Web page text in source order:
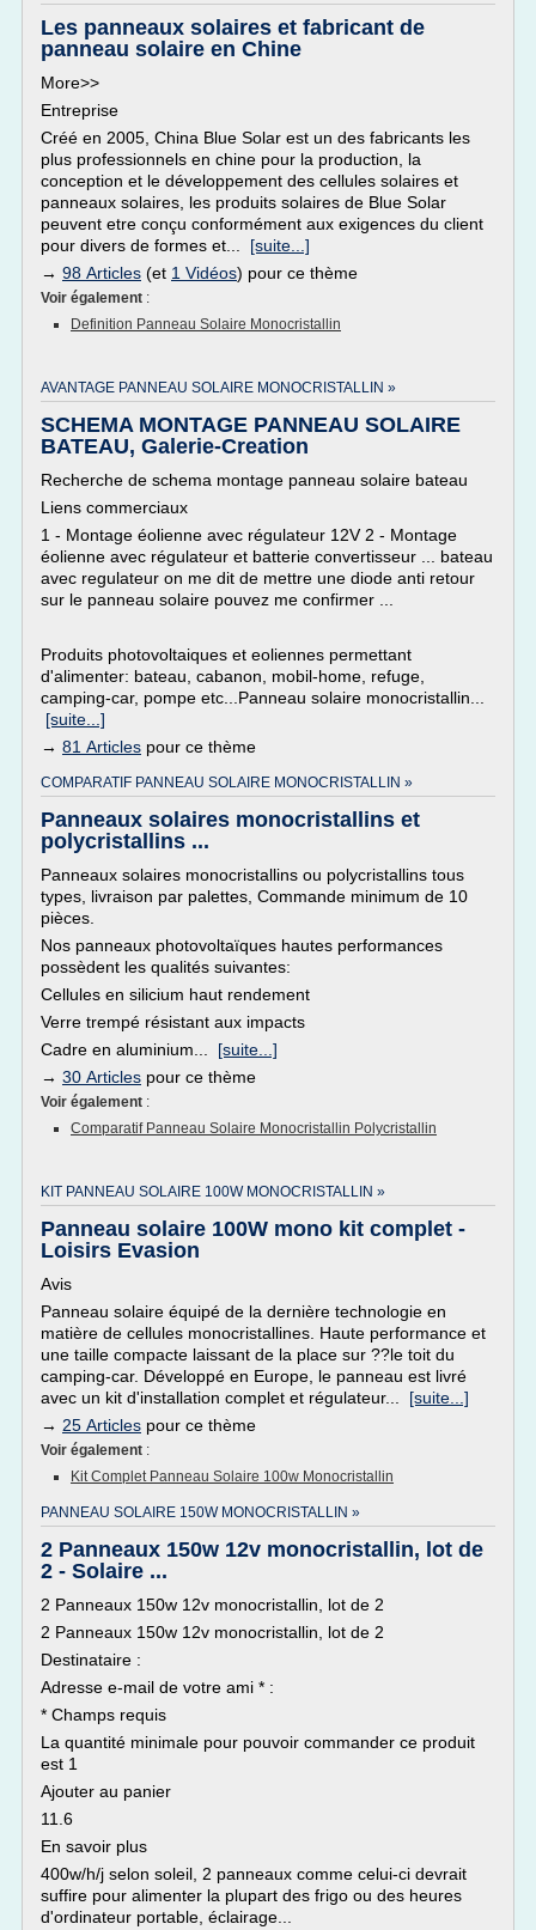
Les panneaux solaires et fabricant de
panneau solaire en Chine
More>>
Entreprise
Créé en 2005, China Blue Solar est un des fabricants les
plus professionnels en chine pour la production, la
conception et le développement des cellules solaires et
panneaux solaires, les produits solaires de Blue Solar
peuvent etre conçu conformément aux exigences du client
pour divers de formes et... [suite...]
→ 98 Articles (et 1 Vidéos) pour ce thème
Voir également :
Definition Panneau Solaire Monocristallin
AVANTAGE PANNEAU SOLAIRE MONOCRISTALLIN »
SCHEMA MONTAGE PANNEAU SOLAIRE
BATEAU, Galerie-Creation
Recherche de schema montage panneau solaire bateau
Liens commerciaux
1 - Montage éolienne avec régulateur 12V 2 - Montage
éolienne avec régulateur et batterie convertisseur ... bateau
avec regulateur on me dit de mettre une diode anti retour
sur le panneau solaire pouvez me confirmer ...
Produits photovoltaiques et eoliennes permettant
d'alimenter: bateau, cabanon, mobil-home, refuge,
camping-car, pompe etc...Panneau solaire monocristallin...
[suite...]
→ 81 Articles pour ce thème
COMPARATIF PANNEAU SOLAIRE MONOCRISTALLIN »
Panneaux solaires monocristallins et
polycristallins ...
Panneaux solaires monocristallins ou polycristallins tous
types, livraison par palettes, Commande minimum de 10
pièces.
Nos panneaux photovoltaïques hautes performances
possèdent les qualités suivantes:
Cellules en silicium haut rendement
Verre trempé résistant aux impacts
Cadre en aluminium... [suite...]
→ 30 Articles pour ce thème
Voir également :
Comparatif Panneau Solaire Monocristallin Polycristallin
KIT PANNEAU SOLAIRE 100W MONOCRISTALLIN »
Panneau solaire 100W mono kit complet -
Loisirs Evasion
Avis
Panneau solaire équipé de la dernière technologie en
matière de cellules monocristallines. Haute performance et
une taille compacte laissant de la place sur ??le toit du
camping-car. Développé en Europe, le panneau est livré
avec un kit d'installation complet et régulateur... [suite...]
→ 25 Articles pour ce thème
Voir également :
Kit Complet Panneau Solaire 100w Monocristallin
PANNEAU SOLAIRE 150W MONOCRISTALLIN »
2 Panneaux 150w 12v monocristallin, lot de
2 - Solaire ...
2 Panneaux 150w 12v monocristallin, lot de 2
2 Panneaux 150w 12v monocristallin, lot de 2
Destinataire :
Adresse e-mail de votre ami * :
* Champs requis
La quantité minimale pour pouvoir commander ce produit
est 1
Ajouter au panier
11.6
En savoir plus
400w/h/j selon soleil, 2 panneaux comme celui-ci devrait
suffire pour alimenter la plupart des frigo ou des heures
d'ordinateur portable, éclairage...